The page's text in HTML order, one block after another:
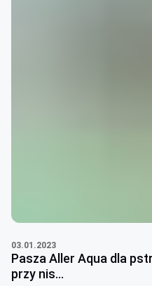
03.01.2023
Pasza Aller Aqua dla
przy nis...